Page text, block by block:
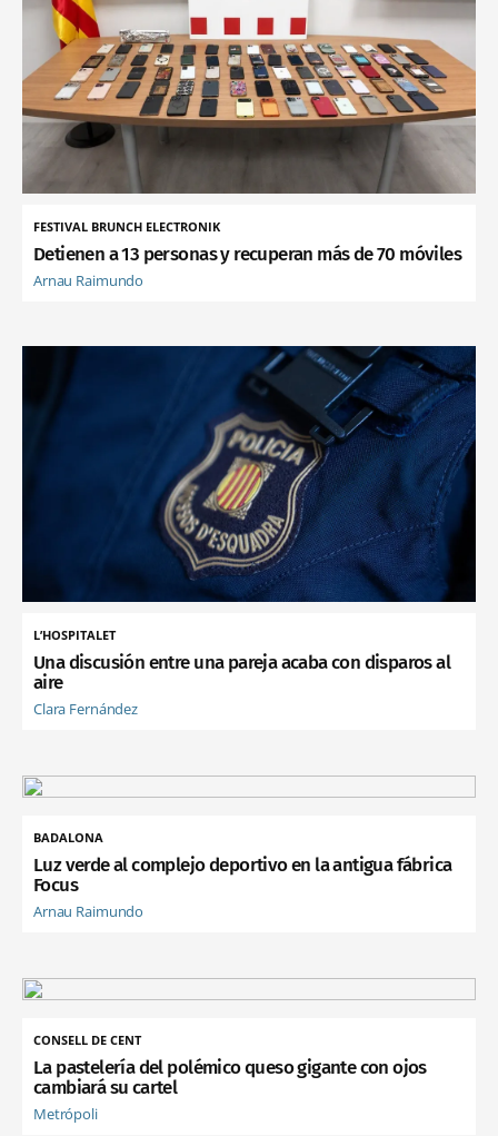
FESTIVAL BRUNCH ELECTRONIK
Detienen a 13 personas y recuperan más de 70 móviles
Arnau Raimundo
L’HOSPITALET
Una discusión entre una pareja acaba con disparos al
aire
Clara Fernández
BADALONA
Luz verde al complejo deportivo en la antigua fábrica
Focus
Arnau Raimundo
CONSELL DE CENT
La pastelería del polémico queso gigante con ojos
cambiará su cartel
Metrópoli